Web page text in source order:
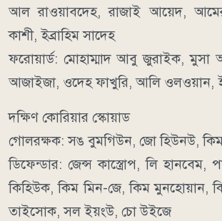
আল রাওয়াবদেহ, রাজাই আয়েদ,
কাশী, ইব্রাহিম সাদেহ
ফরোয়ার্ড: মোহাম্মাদ আবু জুরাইক, মুসা
আজাইজা, ওদেহ ফাখুরি, আলি ওলওয়ান,
দক্ষিণ কোরিয়ার স্কোয়াড
গোলরক্ষক: সঙ বুমগিউন, জো হিউনউ,
ডিফেন্ডার: জেন্স কাস্ত্রোপ, লি হানবেম,
কিহিউক, কিম মিন-জে, কিম মুনহোয়ান,
তাইসোক, সল ইয়ংউ, চো উইজে